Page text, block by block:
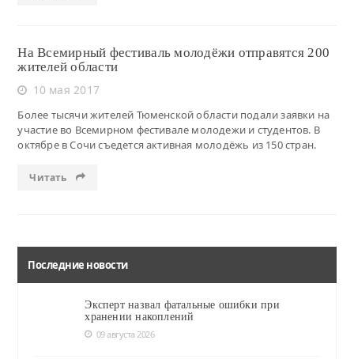
На Всемирный фестиваль молодёжи отправятся 200
жителей области
10 мая 2017
Более тысячи жителей Тюменской области подали заявки на
участие во Всемирном фестивале молодежи и студентов. В
октябре в Сочи съедется активная молодёжь из 150 стран.
Читать
Последние новости
Эксперт назвал фатальные ошибки при
хранении накоплений
09 августа 2026